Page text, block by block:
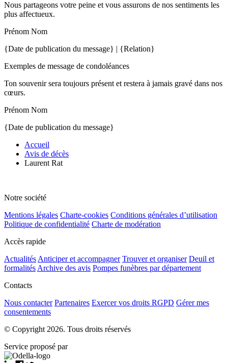
Nous partageons votre peine et vous assurons de nos sentiments les
plus affectueux.
Prénom Nom
{Date de publication du message} | {Relation}
Exemples de message de condoléances
Ton souvenir sera toujours présent et restera à jamais gravé dans nos
cœurs.
Prénom Nom
{Date de publication du message}
Accueil
Avis de décès
Laurent Rat
Notre société
Mentions légales Charte-cookies Conditions générales d’utilisation
Politique de confidentialité Charte de modération
Accès rapide
Actualités Anticiper et accompagner Trouver et organiser Deuil et
formalités Archive des avis Pompes funèbres par département
Contacts
Nous contacter Partenaires Exercer vos droits RGPD Gérer mes
consentements
© Copyright 2026. Tous droits réservés
Service proposé par